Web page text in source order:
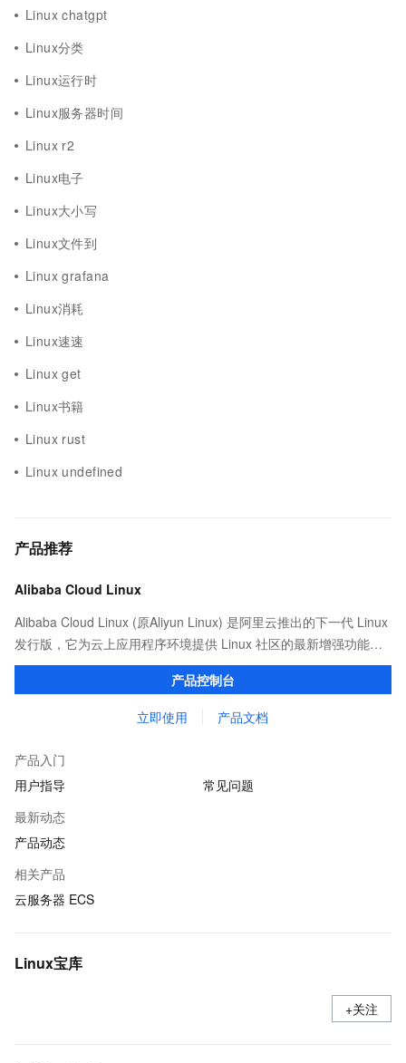
Linux chatgpt
Linux分类
Linux运行时
Linux服务器时间
Linux r2
Linux电子
Linux大小写
Linux文件到
Linux grafana
Linux消耗
Linux速速
Linux get
Linux书籍
Linux rust
Linux undefined
产品推荐
Alibaba Cloud Linux
Alibaba Cloud Linux (原Aliyun Linux) 是阿里云推出的下一代 Linux
发行版，它为云上应用程序环境提供 Linux 社区的最新增强功能，
在提供云上最佳用户体验的同时，也针对阿里云基础设施做了深度
产品控制台
立即使用 产品文档
产品入门
用户指导
常见问题
最新动态
产品动态
相关产品
云服务器 ECS
Linux宝库
+关注